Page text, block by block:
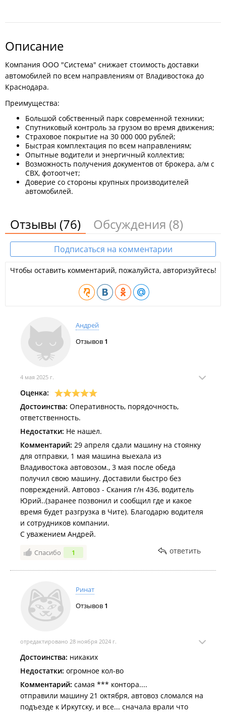
Описание
Компания ООО "Система" снижает стоимость доставки
автомобилей по всем направлениям от Владивостока до
Краснодара.
Преимущества:
Большой собственный парк современной техники;
Спутниковый контроль за грузом во время движения;
Страховое покрытие на 30 000 000 рублей;
Быстрая комплектация по всем направлениям;
Опытные водители и энергичный коллектив;
Возможность получения документов от брокера, а/м с
СВХ, фотоотчет;
Доверие со стороны крупных производителей
автомобилей.
Отзывы (76) Обсуждения (8)
Подписаться на комментарии
Чтобы оставить комментарий, пожалуйста, авторизуйтесь!
Андрей
Отзывов 1
4 мая 2025 г.
Оценка:
Достоинства: Оперативность, порядочность,
ответственность.
Недостатки: Не нашел.
Комментарий: 29 апреля сдали машину на стоянку
для отправки, 1 мая машина выехала из
Владивостока автовозом., 3 мая после обеда
получил свою машину. Доставили быстро без
повреждений. Автовоз - Скания г/н 436, водитель
Юрий..(заранее позвонил и сообщил где и какое
время будет разгрузка в Чите). Благодарю водителя
и сотрудников компании.
С уважением Андрей.
Спасибо 1 ответить
Ринат
Отзывов 1
отредактировано 28 ноября 2024 г.
Достоинства: никаких
Недостатки: огромное кол-во
Комментарий: самая *** контора....
отправили машину 21 октября, автовоз сломался на
подъезде к Иркутску, и все... сначала врали что